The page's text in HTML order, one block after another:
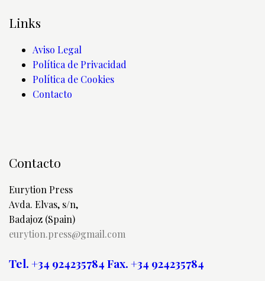
Links
Aviso Legal
Política de Privacidad
Política de Cookies
Contacto
Contacto
Eurytion Press
Avda. Elvas, s/n,
Badajoz (Spain)
eurytion.press@gmail.com
Tel. +34 924235784Fax. +34 924235784